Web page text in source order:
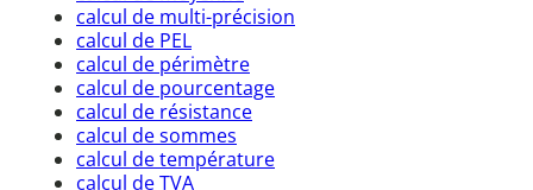
calcul de multi-précision
calcul de PEL
calcul de périmètre
calcul de pourcentage
calcul de résistance
calcul de sommes
calcul de température
calcul de TVA